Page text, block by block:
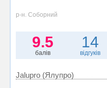
р-н. Соборний
9.5
балів
14
відгуків
Jalupro (Ялупро)